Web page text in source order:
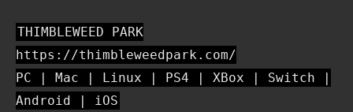
THIMBLEWEED PARK
https://thimbleweedpark.com/
PC | Mac | Linux | PS4 | XBox | Switch |
Android | iOS